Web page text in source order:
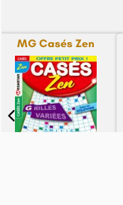
MG Casés Zen